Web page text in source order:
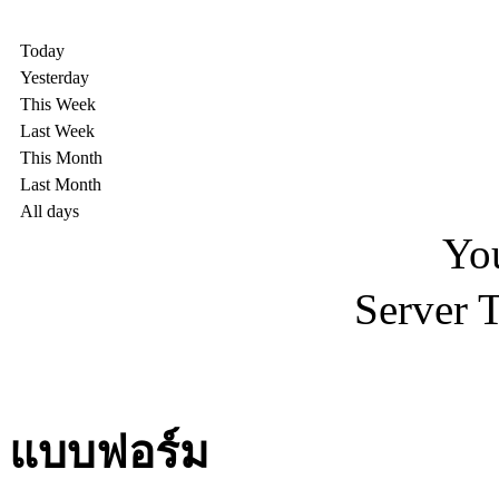
Today
Yesterday
This Week
Last Week
This Month
Last Month
All days
Server
แบบฟอร์ม